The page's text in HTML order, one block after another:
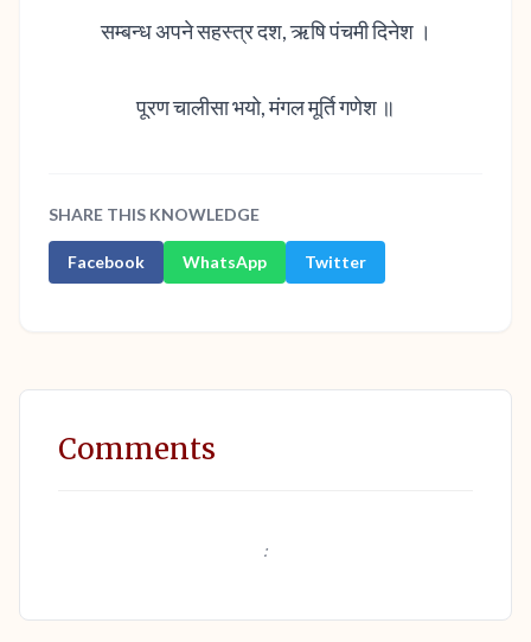
सम्बन्ध अपने सहस्त्र दश, ऋषि पंचमी दिनेश ।
पूरण चालीसा भयो, मंगल मूर्ति गणेश ॥
SHARE THIS KNOWLEDGE
Facebook WhatsApp Twitter
Comments
: